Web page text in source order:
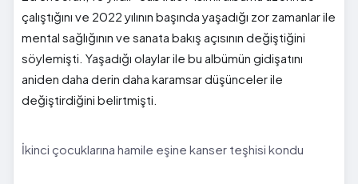
çalıştığını ve 2022 yılının başında yaşadığı zor zamanlar ile
mental sağlığının ve sanata bakış açısının değiştiğini
söylemişti. Yaşadığı olaylar ile bu albümün gidişatını
aniden daha derin daha karamsar düşünceler ile
değiştirdiğini belirtmişti.
İkinci çocuklarına hamile eşine kanser teşhisi kondu